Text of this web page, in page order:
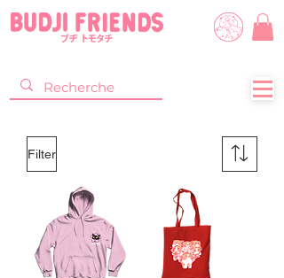
Filter